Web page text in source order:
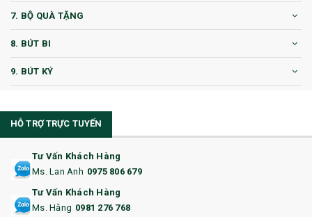
7. BỘ QUÀ TẶNG
8. BÚT BI
9. BÚT KÝ
11. CỐC/BÌNH GIỮ NHIỆT
12. BÌNH NƯỚC
14. HỘP/VÍ ĐỰNG NAMECARD
HỖ TRỢ TRỰC TUYẾN
Tư Vấn Khách Hàng
Ms. Lan Anh 0975 806 679
Tư Vấn Khách Hàng
Ms. Hằng 0981 276 768